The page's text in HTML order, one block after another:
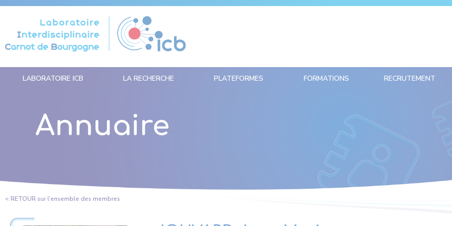
LABORATOIRE ICB LA RECHERCHE PLATEFORMES FORMATIONS RECRUTEMENT
Annuaire
< RETOUR sur l’ensemble des membres
Panneau de gestion des cookies